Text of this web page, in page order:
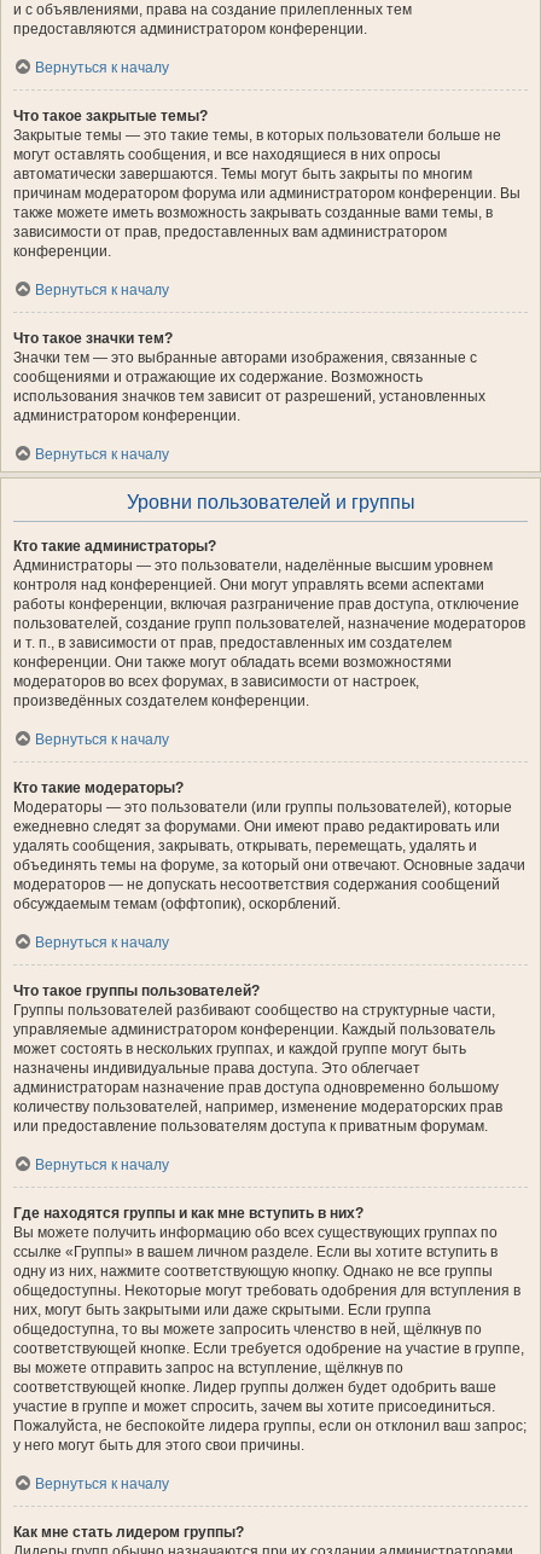
и с объявлениями, права на создание прилепленных тем
предоставляются администратором конференции.
Вернуться к началу
Что такое закрытые темы?
Закрытые темы — это такие темы, в которых пользователи больше не
могут оставлять сообщения, и все находящиеся в них опросы
автоматически завершаются. Темы могут быть закрыты по многим
причинам модератором форума или администратором конференции. Вы
также можете иметь возможность закрывать созданные вами темы, в
зависимости от прав, предоставленных вам администратором
конференции.
Вернуться к началу
Что такое значки тем?
Значки тем — это выбранные авторами изображения, связанные с
сообщениями и отражающие их содержание. Возможность
использования значков тем зависит от разрешений, установленных
администратором конференции.
Вернуться к началу
Уровни пользователей и группы
Кто такие администраторы?
Администраторы — это пользователи, наделённые высшим уровнем
контроля над конференцией. Они могут управлять всеми аспектами
работы конференции, включая разграничение прав доступа, отключение
пользователей, создание групп пользователей, назначение модераторов
и т. п., в зависимости от прав, предоставленных им создателем
конференции. Они также могут обладать всеми возможностями
модераторов во всех форумах, в зависимости от настроек,
произведённых создателем конференции.
Вернуться к началу
Кто такие модераторы?
Модераторы — это пользователи (или группы пользователей), которые
ежедневно следят за форумами. Они имеют право редактировать или
удалять сообщения, закрывать, открывать, перемещать, удалять и
объединять темы на форуме, за который они отвечают. Основные задачи
модераторов — не допускать несоответствия содержания сообщений
обсуждаемым темам (оффтопик), оскорблений.
Вернуться к началу
Что такое группы пользователей?
Группы пользователей разбивают сообщество на структурные части,
управляемые администратором конференции. Каждый пользователь
может состоять в нескольких группах, и каждой группе могут быть
назначены индивидуальные права доступа. Это облегчает
администраторам назначение прав доступа одновременно большому
количеству пользователей, например, изменение модераторских прав
или предоставление пользователям доступа к приватным форумам.
Вернуться к началу
Где находятся группы и как мне вступить в них?
Вы можете получить информацию обо всех существующих группах по
ссылке «Группы» в вашем личном разделе. Если вы хотите вступить в
одну из них, нажмите соответствующую кнопку. Однако не все группы
общедоступны. Некоторые могут требовать одобрения для вступления в
них, могут быть закрытыми или даже скрытыми. Если группа
общедоступна, то вы можете запросить членство в ней, щёлкнув по
соответствующей кнопке. Если требуется одобрение на участие в группе,
вы можете отправить запрос на вступление, щёлкнув по
соответствующей кнопке. Лидер группы должен будет одобрить ваше
участие в группе и может спросить, зачем вы хотите присоединиться.
Пожалуйста, не беспокойте лидера группы, если он отклонил ваш запрос;
у него могут быть для этого свои причины.
Вернуться к началу
Как мне стать лидером группы?